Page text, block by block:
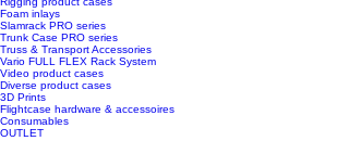
Foam inlays
Slamrack PRO series
Trunk Case PRO series
Truss & Transport Accessories
Vario FULL FLEX Rack System
Video product cases
Diverse product cases
3D Prints
Flightcase hardware & accessoires
Consumables
OUTLET